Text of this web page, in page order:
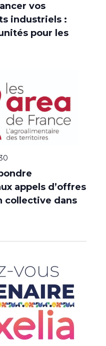
vos
industriels :
pour les
appels d’offres
collective dans